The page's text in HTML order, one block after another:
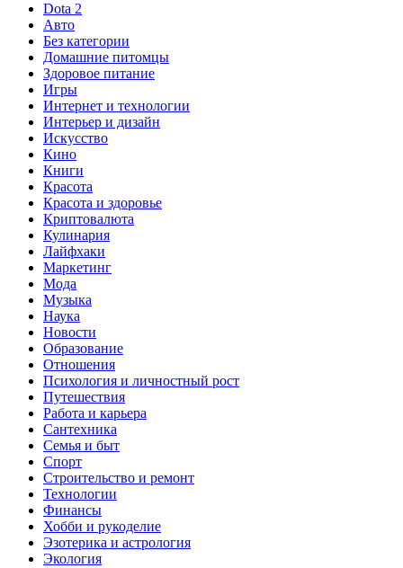
Dota 2
Авто
Без категории
Домашние питомцы
Здоровое питание
Игры
Интернет и технологии
Интерьер и дизайн
Искусство
Кино
Книги
Красота
Красота и здоровье
Криптовалюта
Кулинария
Лайфхаки
Маркетинг
Мода
Музыка
Наука
Новости
Образование
Отношения
Психология и личностный рост
Путешествия
Работа и карьера
Сантехника
Семья и быт
Спорт
Строительство и ремонт
Технологии
Финансы
Хобби и рукоделие
Эзотерика и астрология
Экология